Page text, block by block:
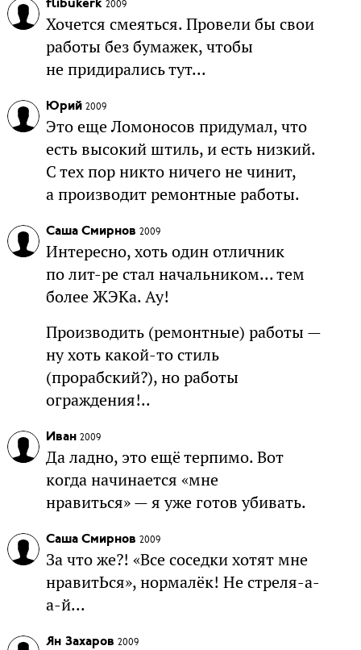
flibukerk 2009
Хочется смеяться. Провели бы свои
работы без бумажек, чтобы
не придирались тут...
Юрий 2009
Это еще Ломоносов придумал, что
есть высокий штиль, и есть низкий.
С тех пор никто ничего не чинит,
а производит ремонтные работы.
Саша Смирнов 2009
Интересно, хоть один отличник
по лит-ре стал начальником... тем
более ЖЭКа. Ау!
Производить (ремонтные) работы —
ну хоть какой-то стиль
(прорабский?), но работы
ограждения!..
Иван 2009
Да ладно, это ещё терпимо. Вот
когда начинается «мне
нравиться» — я уже готов убивать.
Саша Смирнов 2009
За что же?! «Все соседки хотят мне
нравитЬся», нормалёк! Не стреля-а-
а-й...
Ян Захаров 2009